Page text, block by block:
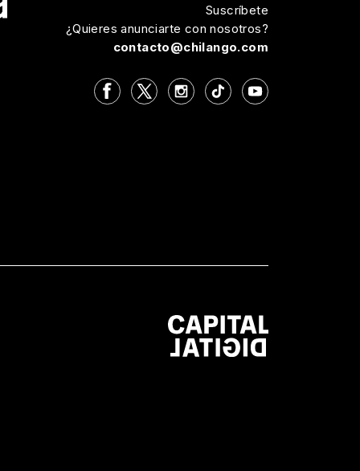
Suscríbete
¿Quieres anunciarte con nosotros?
contacto@chilango.com